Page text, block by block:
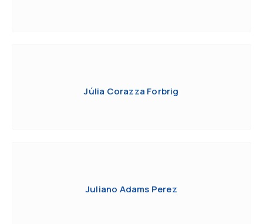
Júlia Corazza Forbrig
Juliano Adams Perez